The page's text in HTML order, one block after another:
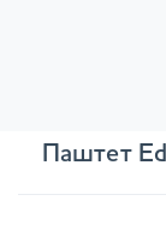
Паштет